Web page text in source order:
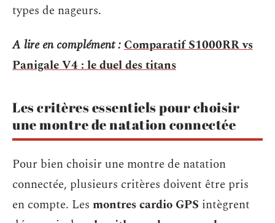
types de nageurs.
A lire en complément :Comparatif S1000RR vs
Panigale V4 : le duel des titans
Les critères essentiels pour choisir
une montre de natation connectée
Pour bien choisir une montre de natation
connectée, plusieurs critères doivent être pris
en compte. Les montres cardio GPS intègrent